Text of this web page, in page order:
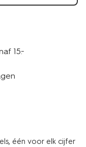
15.-
één voor elk cijfer